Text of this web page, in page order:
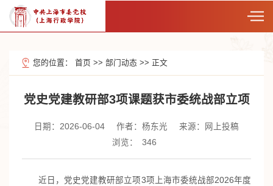
您的位置： 首页 >> 部门动态 >> 正文
党史党建教研部3项课题获市委统战部立项
日期：2026-06-04 作者：杨东光
来源：网上投稿
浏览：
346
近日，党史党建教研部立项3项上海市委统战部2026年度